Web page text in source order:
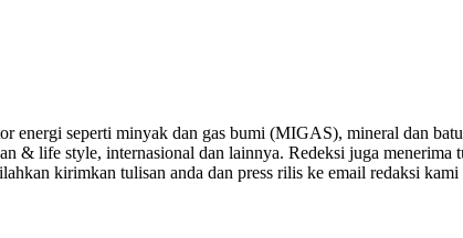
energi seperti minyak dan gas bumi (MIGAS), mineral dan
life style, internasional dan lainnya. Redeksi juga menerima
kirimkan tulisan anda dan press rilis ke email redaksi kami